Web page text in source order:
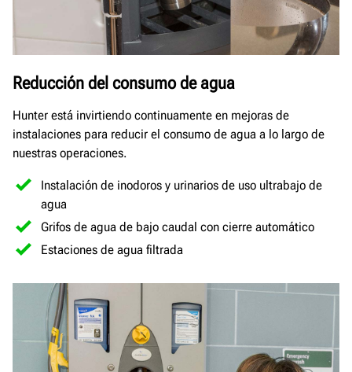
Reducción del consumo de agua
Hunter está invirtiendo continuamente en mejoras de
instalaciones para reducir el consumo de agua a lo largo de
nuestras operaciones.
Instalación de inodoros y urinarios de uso ultrabajo de
agua
Grifos de agua de bajo caudal con cierre automático
Estaciones de agua filtrada